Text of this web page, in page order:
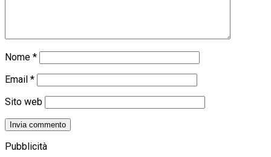
Nome *
Email *
Sito web
Pubblicità